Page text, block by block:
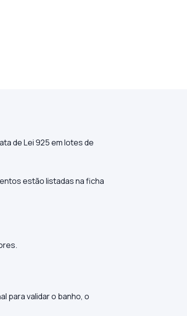
de Lei 925 em lotes de
estão listadas na ficha
para validar o banho, o